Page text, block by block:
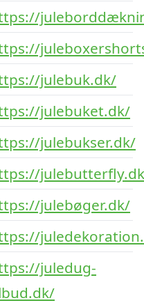
julebuk.dk/
julebuket.dk/
julebukser.dk/
julebøger.dk/
juledug-